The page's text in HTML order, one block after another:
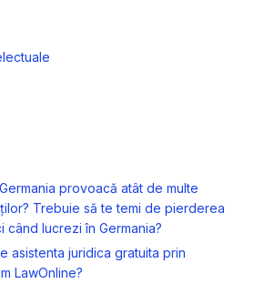
provoacă atât de multe
Trebuie să te temi de pierderea
când lucrezi în Germania?
asistenta juridica gratuita prin
LawOnline?